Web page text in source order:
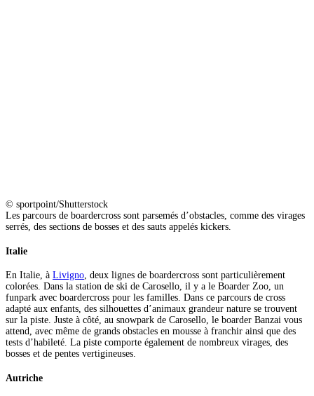
© sportpoint/Shutterstock
Les parcours de boardercross sont parsemés d’obstacles, comme des virages
serrés, des sections de bosses et des sauts appelés kickers.
Italie
En Italie, à Livigno, deux lignes de boardercross sont particulièrement
colorées. Dans la station de ski de Carosello, il y a le Boarder Zoo, un
funpark avec boardercross pour les familles. Dans ce parcours de cross
adapté aux enfants, des silhouettes d’animaux grandeur nature se trouvent
sur la piste. Juste à côté, au snowpark de Carosello, le boarder Banzai vous
attend, avec même de grands obstacles en mousse à franchir ainsi que des
tests d’habileté. La piste comporte également de nombreux virages, des
bosses et de pentes vertigineuses.
Autriche